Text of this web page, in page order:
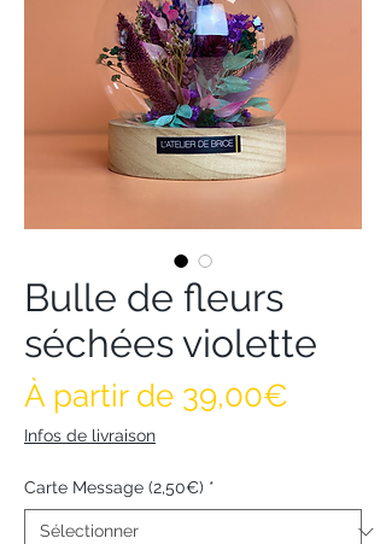
Bulle de fleurs
séchées violette
À partir de 39,00€
Infos de livraison
Carte Message (2,50€) *